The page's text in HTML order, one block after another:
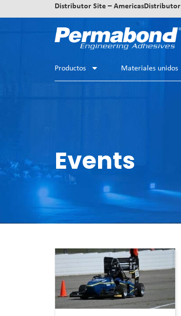
Distributor Site – Americas
Productos Materiales unidos
Events